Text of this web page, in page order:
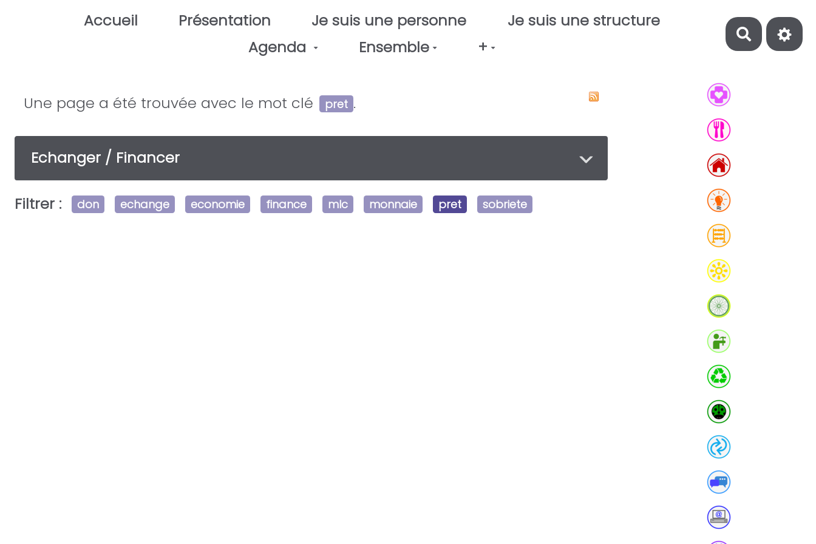
Aller au contenu principal
Accueil Présentation Je suis une personne
Je suis une structure
Agenda
Ensemble +
Une page a été trouvée avec le mot clé pret .
Echanger / Financer
Filtrer : don echange economie finance mlc monnaie pret sobriete